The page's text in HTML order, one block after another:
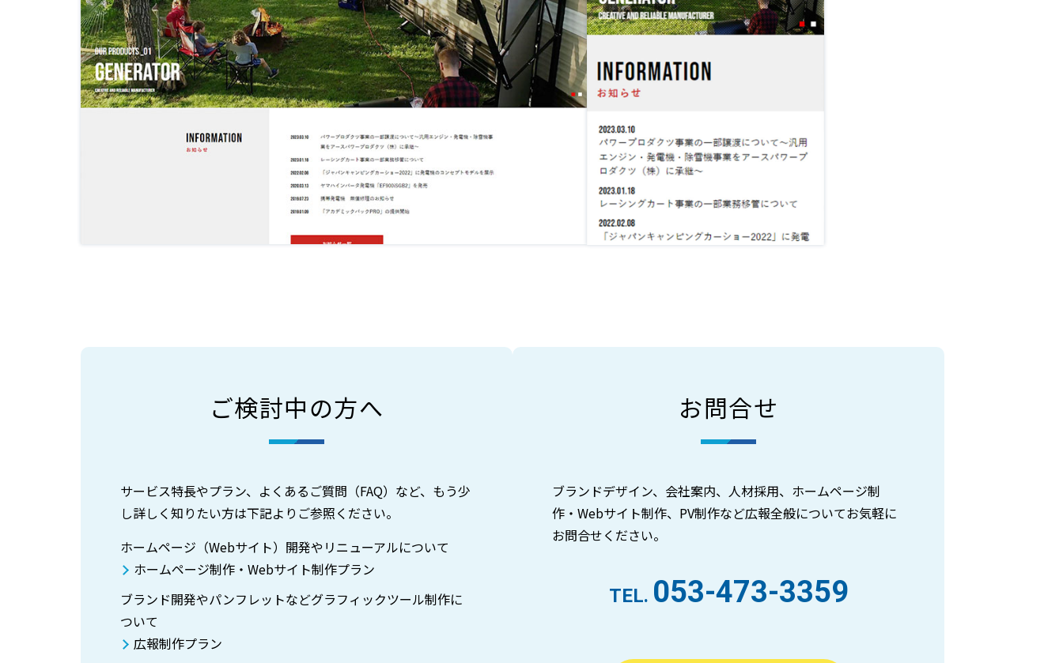
ご検討中の方へ
サービス特長やプラン、よくあるご質問（FAQ）など、もう少
し詳しく知りたい方は下記よりご参照ください。
ホームページ（Webサイト）開発やリニューアルについて
ホームページ制作・Webサイト制作プラン
ブランド開発やパンフレットなどグラフィックツール制作に
ついて
広報制作プラン
お問合せ
ブランドデザイン、会社案内、人材採用、ホームページ制
作・Webサイト制作、PV制作など広報全般についてお気軽に
お問合せください。
TEL. 053-473-3359